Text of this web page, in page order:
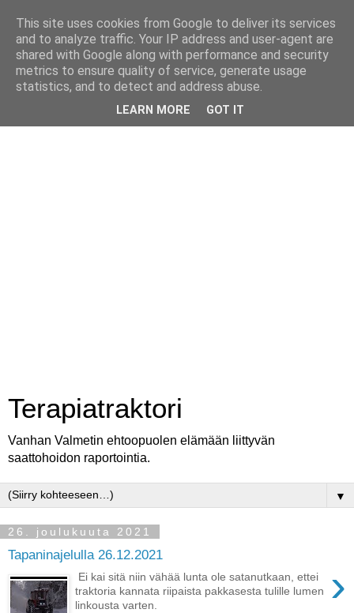
Terapiatraktori
Vanhan Valmetin ehtoopuolen elämään liittyvän
saattohoidon raportointia.
▼
26. joulukuuta 2021
Tapaninajelulla 26.12.2021
›
Ei kai sitä niin vähää lunta ole satanutkaan, ettei
traktoria kannata riipaista pakkasesta tulille lumen
linkousta varten.
This site uses cookies from Google to deliver its services
and to analyze traffic. Your IP address and user-agent are
shared with Google along with performance and security
metrics to ensure quality of service, generate usage
statistics, and to detect and address abuse.
LEARN MORE GOT IT